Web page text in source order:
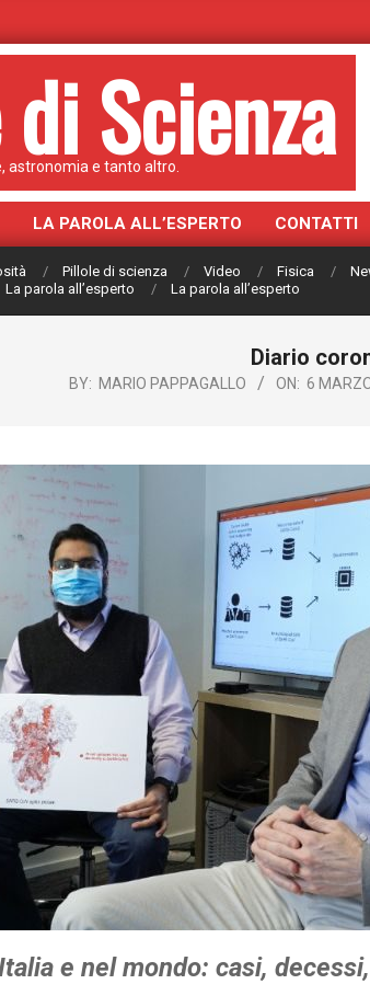
Scienza
astronomia e tanto altro.
LA PAROLA ALL’ESPERTO CONTATTI
Pillole di scienza Video Fisica
La parola all’esperto La parola all’esperto
Diario
BY: MARIO PAPPAGALLO ON: 6
e nel mondo: casi,